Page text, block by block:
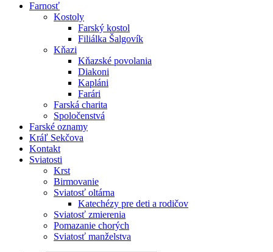
Farnosť
Kostoly
Farský kostol
Filiálka Šalgovík
Kňazi
Kňazské povolania
Diakoni
Kapláni
Farári
Farská charita
Spoločenstvá
Farské oznamy
Kráľ Sekčova
Kontakt
Sviatosti
Krst
Birmovanie
Sviatosť oltárna
Katechézy pre deti a rodičov
Sviatosť zmierenia
Pomazanie chorých
Sviatosť manželstva